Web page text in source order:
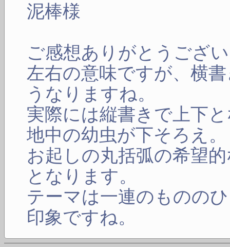
泥棒様
ご感想ありがとうござ
左右の意味ですが、横
うなりますね。
実際には縦書きで上下
地中の幼虫が下そろえ。
お起しの丸括弧の希望
となります。
テーマは一連のものの
印象ですね。